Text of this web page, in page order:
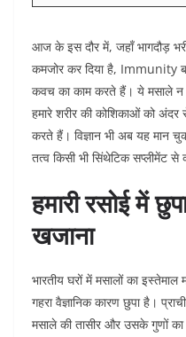
आज के इस दौर में, जहाँ भागदौड़
कमजोर कर दिया है, Immunity
कवच का काम करते हैं। ये मसाले
हमारे शरीर की कोशिकाओं को
करते हैं। विज्ञान भी अब यह मान
तत्व किसी भी सिंथेटिक सप्लीमेंट से
हमारी रसोई में
खजाना
भारतीय घरों में मसालों का
गहरा वैज्ञानिक कारण छुपा है।
मसाले की तासीर और उसके गुणों